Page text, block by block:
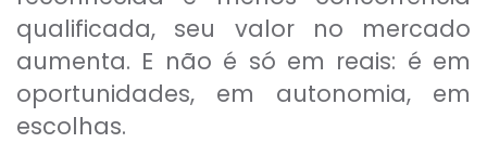
qualificada, seu valor no mercado
aumenta. E não é só em reais: é em
oportunidades, em autonomia, em
escolhas.